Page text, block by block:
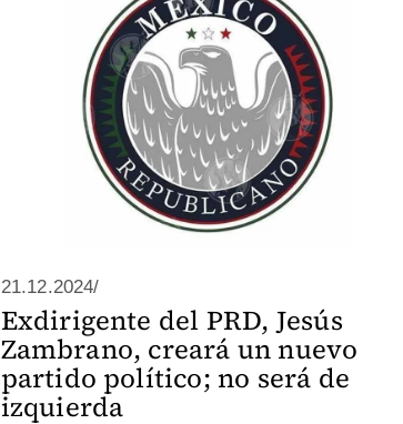
21.12.2024/
Exdirigente del PRD, Jesús
Zambrano, creará un nuevo
partido político; no será de
izquierda